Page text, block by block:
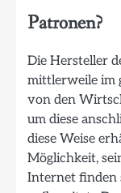
Patronen?
Die Hersteller
mittlerweile im
von den
um diese
diese Weise
Möglichkeit,
Internet finden